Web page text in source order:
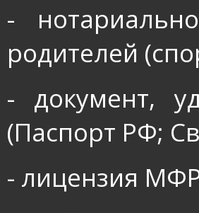
-
родителей
- документ,
(Паспорт РФ;
- лицензия